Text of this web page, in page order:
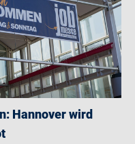
Hannover wird